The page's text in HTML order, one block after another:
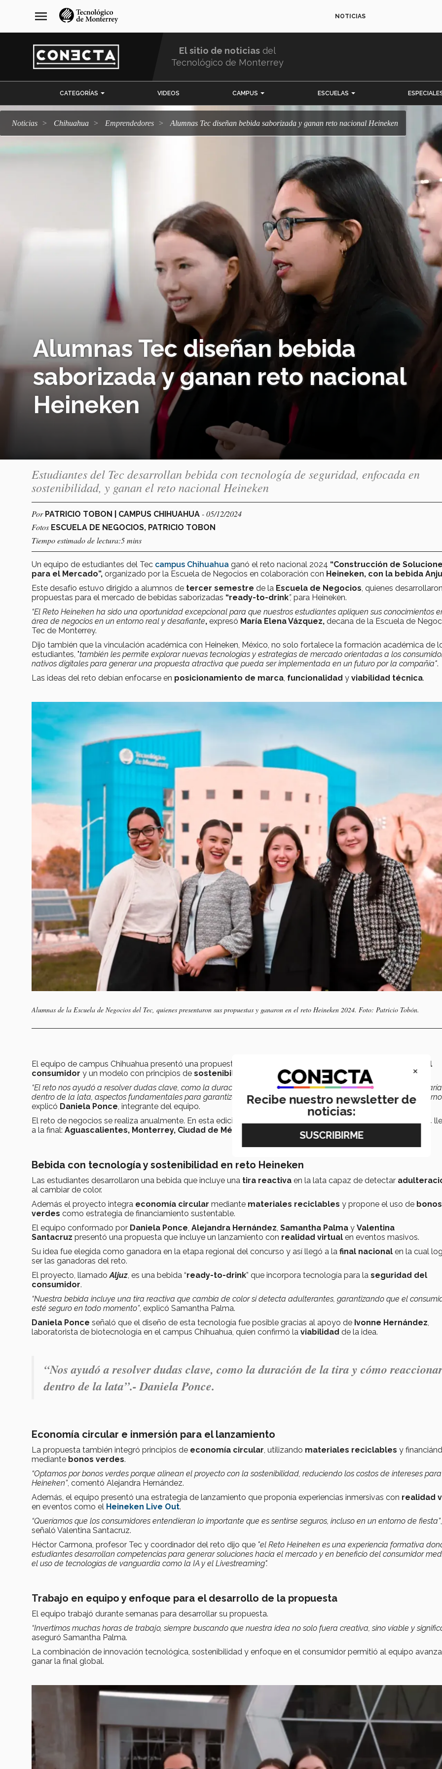
navegación
principal
menu NOTICIAS
El sitio de noticias del
Tecnológico de Monterrey
CATEGORÍAS VIDEOS CAMPUS ESCUELAS
Noticias Chihuahua emprendedores Alumnas Tec diseñan bebida saborizada y ganan reto nacional Heineken
Alumnas Tec diseñan bebida
saborizada y ganan reto nacional
Heineken
Estudiantes del Tec desarrollan bebida con tecnología de seguridad, enfocada en
sostenibilidad, y ganan el reto nacional Heineken
Por PATRICIO TOBON | CAMPUS CHIHUAHUA - 05/12/2024
Fotos ESCUELA DE NEGOCIOS, PATRICIO TOBON
Tiempo estimado de lectura:5 mins
Un equipo de estudiantes del Tec campus Chihuahua ganó el reto nacional 2024 “Construcción de
para el Mercado”, organizado por la Escuela de Negocios en colaboración con Heineken, con la bebida
Este desafío estuvo dirigido a alumnos de tercer semestre de la Escuela de Negocios , quienes desarrollaron
propuestas para el mercado de bebidas saborizadas “ready-to-drink”, para Heineken.
“El Reto Heineken ha sido una oportunidad excepcional para que nuestros estudiantes apliquen sus conocimientos
área de negocios en un entorno real y desafiante, expresó María Elena Vázquez, decana de la Escuela de
Tec de Monterrey.
Dijo también que la vinculación académica con Heineken, México, no solo fortalece la formación académica de
estudiantes, "también les permite explorar nuevas tecnologías y estrategias de mercado orientadas a los
nativos digitales para generar una propuesta atractiva que pueda ser implementada en un futuro por la compañía".
Las ideas del reto debían enfocarse en posicionamiento de marca funcionalidad y viabilidad técnica.
Alumnas de la Escuela de Negocios del Tec, quienes presentaron sus propuestas y ganaron en el reto Heineken 2024. Foto: Patricio Tobón.
El equipo de campus Chihuahua presentó una propuesta que incluye tecnología orientada a la
seguridad del
consumidor y un modelo con principios de sostenibilidad
“El reto nos ayudó a resolver dudas clave, como la duración de la tira -detecta adulteraciones- y cómo reaccionaría
dentro de la lata, aspectos fundamentales para garantizar la viabilidad y efectividad de la tecnología en un entorno
explicó Daniela Ponce, integrante del equipo.
El reto de negocios se realiza anualmente. En esta edición participaron más de 3 mil alumnos y 600 equipos. 4
a la final: Aguascalientes, Monterrey, Ciudad de México y Chihuahua.
Bebida con tecnología y sostenibilidad en reto Heineken
Las estudiantes desarrollaron una bebida que incluye una tira reactiva en la lata capaz de detectar
al cambiar de color.
Además el proyecto integra economía circular mediante materiales reciclables y propone el uso de bonos
verdes como estrategia de financiamiento sustentable.
El equipo conformado por Daniela Ponce, Alejandra Hernández, Samantha Palma y Valentina
Santacruz presentó una propuesta que incluye un lanzamiento con realidad virtual en eventos masivos.
Su idea fue elegida como ganadora en la etapa regional del concurso y así llegó a la final nacional en la cual
ser las ganadoras del reto.
El proyecto, llamadoAljuz, es una bebida “ready-to-drink” que incorpora tecnología para la seguridad del
consumidor.
“Nuestra bebida incluye una tira reactiva que cambia de color si detecta adulterantes, garantizando que el
esté seguro en todo momento”, explicó Samantha Palma.
Daniela Ponce señaló que el diseño de esta tecnología fue posible gracias al apoyo de Ivonne Hernández,
laboratorista de biotecnología en el campus Chihuahua, quien confirmó la viabilidad de la idea.
“Nos ayudó a resolver dudas clave, como la duración de la tira y cómo
dentro de la lata”.- Daniela Ponce.
Economía circular e inmersión para el lanzamiento
La propuesta también integró principios de economía circular, utilizando materiales reciclables y
mediante bonos verdes.
“Optamos por bonos verdes porque alinean el proyecto con la sostenibilidad, reduciendo los costos de intereses para
Heineken”, comentó Alejandra Hernández.
Además, el equipo presentó una estrategia de lanzamiento que proponía experiencias inmersivas con realidad
en eventos como el Heineken Live Out.
“Queríamos que los consumidores entendieran lo importante que es sentirse seguros, incluso en un entorno de fiesta”,
señaló Valentina Santacruz.
Héctor Carmona, profesor Tec y coordinador del reto dijo que "el Reto Heineken es una experiencia formativa
estudiantes desarrollan competencias para generar soluciones hacia el mercado y en beneficio del consumidor
el uso de tecnologías de vanguardia como la IA y el Livestreaming".
Trabajo en equipo y enfoque para el desarrollo de la propuesta
El equipo trabajó durante semanas para desarrollar su propuesta.
“Invertimos muchas horas de trabajo, siempre buscando que nuestra idea no solo fuera creativa, sino viable y
aseguró Samantha Palma.
La combinación de innovación tecnológica, sostenibilidad y enfoque en el consumidor permitió al equipo
ganar la final global.
×
Recibe nuestro newsletter de
noticias: